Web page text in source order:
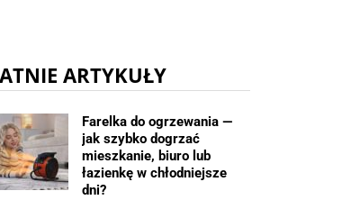
ARTYKUŁY
Farelka do ogrzewania —
jak szybko dogrzać
mieszkanie, biuro lub
łazienkę w chłodniejsze
dni?